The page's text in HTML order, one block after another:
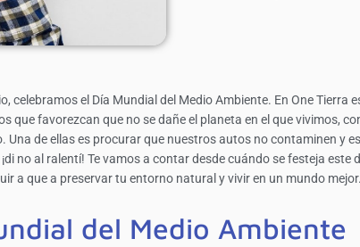
celebramos el Día Mundial del Medio Ambiente. En One Tierra
que favorezcan que no se dañe el planeta en el que vivimos,
Una de ellas es procurar que nuestros autos no contaminen y
no al ralentí! Te vamos a contar desde cuándo se festeja este
a que a preservar tu entorno natural y vivir en un mundo mejor.
del Medio Ambiente